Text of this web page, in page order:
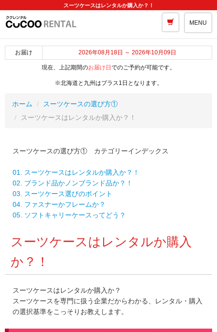
スーツケースはレンタルか購入か？！
MENU
お届け 2026年08月18日 ～ 2026年10月09日
現在、上記期間のお届け日 でのご予約が可能です。
※北海道と九州はプラス1日となります。
ホーム
スーツケースの選び方①
スーツケースはレンタルか購入か？！
スーツケースの選び方① カテゴリーインデックス
01. スーツケースはレンタルか購入か？！
02. ブランド品かノンブランド品か？！
03. スーツケース選びのポイント
04. ファスナーかフレームか？
05. ソフトキャリーケースってどう？
スーツケースはレンタルか購入
か？！
スーツケースはレンタルか購入か？
スーツケースを専門に扱う企業だからわかる、レンタル・購入
の選択基準をこっそりお教えします。